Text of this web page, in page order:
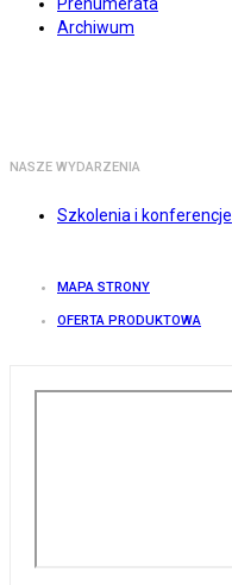
Archiwum
NASZE WYDARZENIA
Szkolenia i konferencje
MAPA STRONY
OFERTA PRODUKTOWA